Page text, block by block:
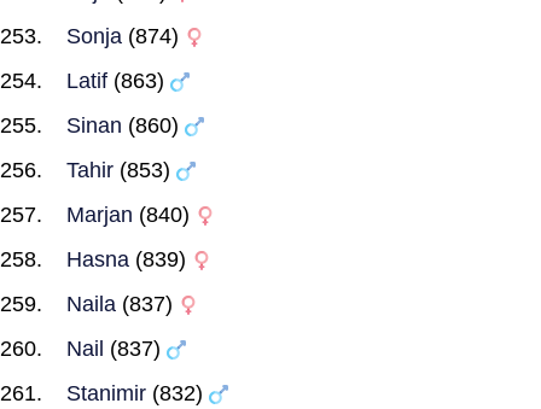
Sonja (874)
Latif (863)
Sinan (860)
Tahir (853)
Marjan (840)
Hasna (839)
Naila (837)
Nail (837)
Stanimir (832)